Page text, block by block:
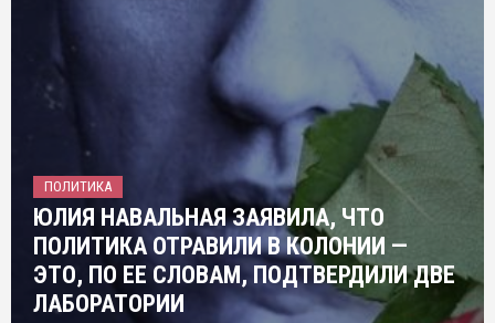
ПОЛИТИКА
ЮЛИЯ НАВАЛЬНАЯ ЗАЯВИЛА, ЧТО
ПОЛИТИКА ОТРАВИЛИ В КОЛОНИИ —
ЭТО, ПО ЕЕ СЛОВАМ, ПОДТВЕРДИЛИ ДВЕ
ЛАБОРАТОРИИ